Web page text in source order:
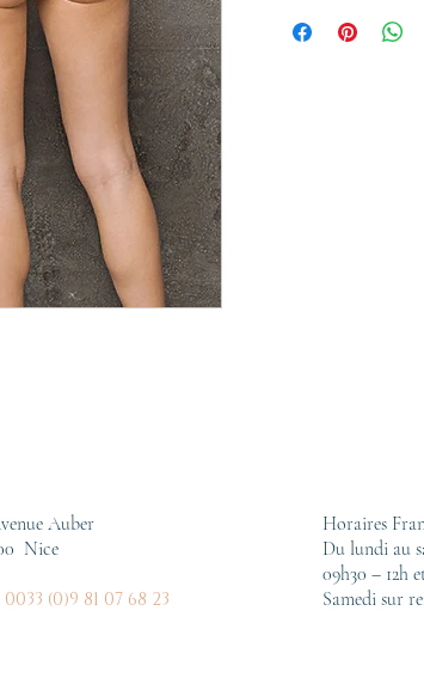
Fixées dans le dos par
Auber
Nice
Horaires
Du lundi au
09h30 – 12h
Samedi sur
(0)9 81 07 68 23